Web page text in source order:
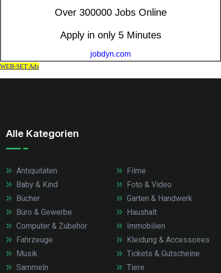
Alle Kategorien
Antiquitäten
Baby & Kind
Bücher
Büro & Gewerbe
Computer & Zubehör
Fahrzeuge
Filme
Foto & Video
Garten & Handwerk
Haushalt
Immobilien
Kleidung & Accessoires
Musik
Sammeln
Tickets & Gutscheine
Tiere